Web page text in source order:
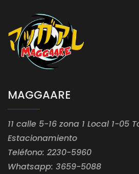
MAGGAARE
11 calle 5-16 zona 1 Local 1-05
Estacionamiento
Teléfono: 2230-5960
Whatsapp: 3659-5088